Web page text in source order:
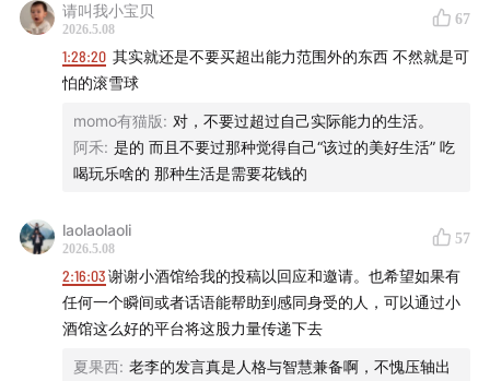
免责声明
考，不构成任何市场预测、判断，或投资、咨询建议。市
场有风险，投资需谨慎。主持人及嘉宾对投资相关内容的
保证，并提醒您对相关内容请结合自身情况进行独立评
估，依据或使用相关内容所造成的后果由您独自承担。
感谢您对本播客原创内容的青睐。如转载或引用本播客所
述内容，请注明出处。转载前请与有知有行联系并取得同
请叫我小宝贝
2026.5.08
67
1:28:20 其实就还是不要买超出能力范围外的东西 不然就是可
怕的滚雪球
momo有猫版: 对，不要过超过自己实际能力的生活。
阿禾: 是的 而且不要过那种觉得自己“该过的美好生活” 吃
喝玩乐啥的 那种生活是需要花钱的
laolaolaoli
2026.5.08
57
2:16:03谢谢小酒馆给我的投稿以回应和邀请。也希望如果有
任何一个瞬间或者话语能帮助到感同身受的人，可以通过小
酒馆这么好的平台将这股力量传递下去
夏果西: 老李的发言真是人格与智慧兼备啊，不愧压轴出